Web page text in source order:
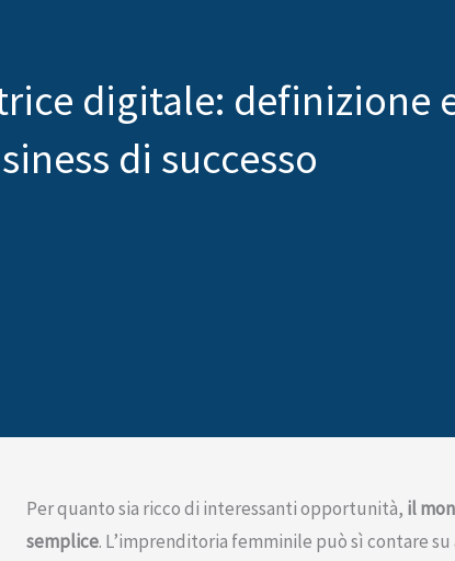
digitale: definizione
di successo
Per quanto sia ricco di interessanti opportunità, il
semplice. L’imprenditoria femminile può sì contare